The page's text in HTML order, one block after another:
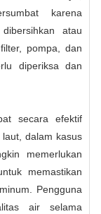
karena
atau
pompa, dan
diperiksa dan
secara efektif
dalam kasus
memerlukan
memastikan
Pengguna
air selama